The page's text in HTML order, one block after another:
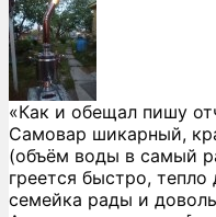
«Как и обещал пишу
Самовар шикарный,
(объём воды в самый
греется быстро,
семейка рады и